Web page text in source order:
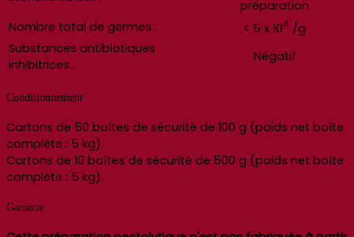
préparation
Nombre total de germes :
< 5 x 104 /g
Substances antibiotiques
inhibitrices :
Négatif
Conditionnement
Cartons de 50 boîtes de sécurité de 100 g (poids net boîte
complète : 5 kg).
Cartons de 10 boîtes de sécurité de 500 g (poids net boîte
complète : 5 kg).
Garantie